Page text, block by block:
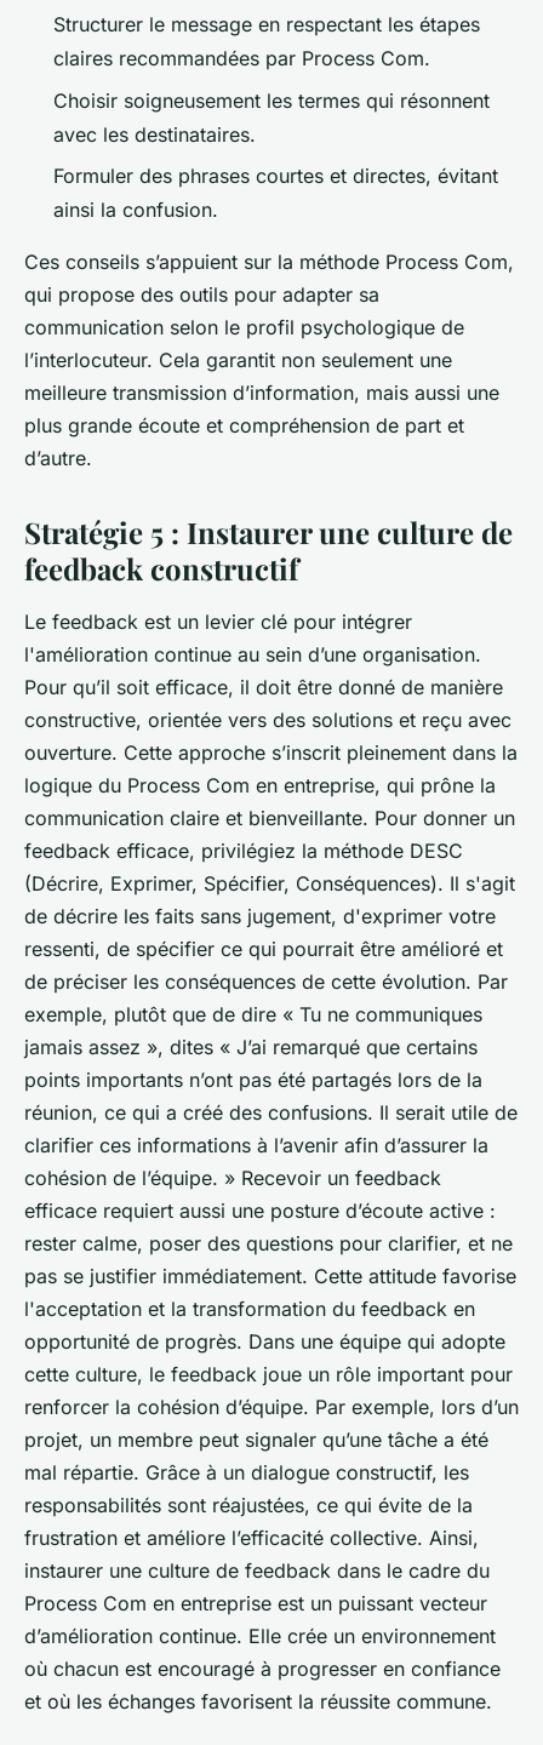
Structurer le message en respectant les étapes
claires recommandées par Process Com.
Choisir soigneusement les termes qui résonnent
avec les destinataires.
Formuler des phrases courtes et directes, évitant
ainsi la confusion.
Ces conseils s’appuient sur la méthode Process Com,
qui propose des outils pour adapter sa
communication selon le profil psychologique de
l’interlocuteur. Cela garantit non seulement une
meilleure transmission d’information, mais aussi une
plus grande écoute et compréhension de part et
d’autre.
Stratégie 5 : Instaurer une culture de
feedback constructif
Le feedback est un levier clé pour intégrer
l'amélioration continue au sein d’une organisation.
Pour qu’il soit efficace, il doit être donné de manière
constructive, orientée vers des solutions et reçu avec
ouverture. Cette approche s’inscrit pleinement dans la
logique du Process Com en entreprise, qui prône la
communication claire et bienveillante. Pour donner un
feedback efficace, privilégiez la méthode DESC
(Décrire, Exprimer, Spécifier, Conséquences). Il s'agit
de décrire les faits sans jugement, d'exprimer votre
ressenti, de spécifier ce qui pourrait être amélioré et
de préciser les conséquences de cette évolution. Par
exemple, plutôt que de dire « Tu ne communiques
jamais assez », dites « J’ai remarqué que certains
points importants n’ont pas été partagés lors de la
réunion, ce qui a créé des confusions. Il serait utile de
clarifier ces informations à l’avenir afin d’assurer la
cohésion de l’équipe. » Recevoir un feedback
efficace requiert aussi une posture d’écoute active :
rester calme, poser des questions pour clarifier, et ne
pas se justifier immédiatement. Cette attitude favorise
l'acceptation et la transformation du feedback en
opportunité de progrès. Dans une équipe qui adopte
cette culture, le feedback joue un rôle important pour
renforcer la cohésion d’équipe. Par exemple, lors d’un
projet, un membre peut signaler qu’une tâche a été
mal répartie. Grâce à un dialogue constructif, les
responsabilités sont réajustées, ce qui évite de la
frustration et améliore l’efficacité collective. Ainsi,
instaurer une culture de feedback dans le cadre du
Process Com en entreprise est un puissant vecteur
d’amélioration continue. Elle crée un environnement
où chacun est encouragé à progresser en confiance
et où les échanges favorisent la réussite commune.